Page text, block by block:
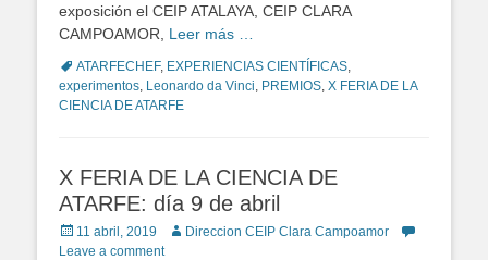
exposición el CEIP ATALAYA, CEIP CLARA
CAMPOAMOR, Leer más …
TagsATARFECHEF, EXPERIENCIAS CIENTÍFICAS,
experimentos, Leonardo da Vinci, PREMIOS, X FERIA DE LA
CIENCIA DE ATARFE
X FERIA DE LA CIENCIA DE
ATARFE: día 9 de abril
Posted
on
11 abril, 2019 AuthorDireccion CEIP Clara Campoamor
Leave a comment